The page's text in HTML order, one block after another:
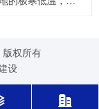
部件工作时会散
权所有
设